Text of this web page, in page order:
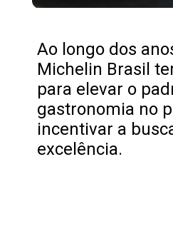
Ao longo dos
Michelin Brasil
para elevar o
gastronomia no
incentivar a
excelência.